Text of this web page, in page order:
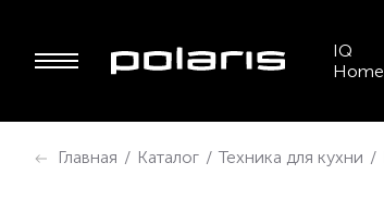
IQ
Home
Главная / Каталог / Техника для кухни /